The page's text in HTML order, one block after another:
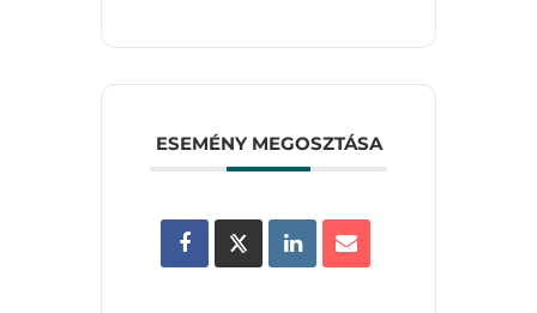
ESEMÉNY MEGOSZTÁSA